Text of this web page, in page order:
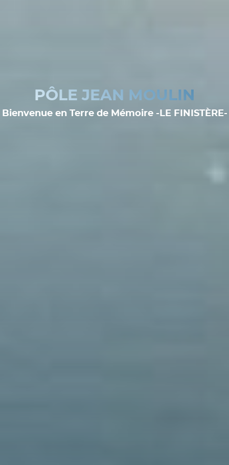
PÔLE JEAN MOULIN
Bienvenue en Terre de Mémoire -LE FINISTÈRE-